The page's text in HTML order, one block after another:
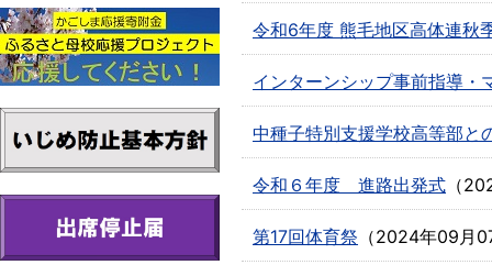
令和6年度 熊毛地区高体連秋
インターンシップ事前指導・
中種子特別支援学校高等部と
令和６年度 進路出発式 （
第17回体育祭 （2024年09月